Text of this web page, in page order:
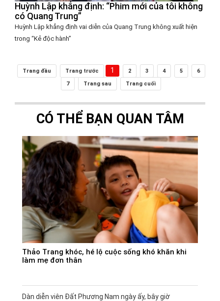
Huỳnh Lập khẳng định: “Phim mới của tôi không
có Quang Trung”
Huỳnh Lập khẳng định vai diễn của Quang Trung không xuất hiện
trong “Kẻ độc hành”
Trang đầu Trang trước 1 2 3 4 5
6
7
Trang sau Trang cuối
CÓ THỂ BẠN QUAN TÂM
Thảo Trang khóc, hé lộ cuộc sống khó khăn khi
làm mẹ đơn thân
Dàn diễn viên Đất Phương Nam ngày ấy, bây giờ